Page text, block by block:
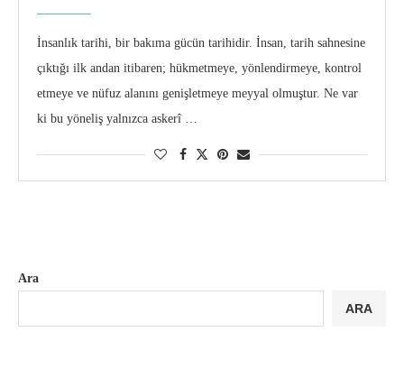
İnsanlık tarihi, bir bakıma gücün tarihidir. İnsan, tarih sahnesine
çıktığı ilk andan itibaren; hükmetmeye, yönlendirmeye, kontrol
etmeye ve nüfuz alanını genişletmeye meyyal olmuştur. Ne var
ki bu yöneliş yalnızca askerî …
Ara
ARA